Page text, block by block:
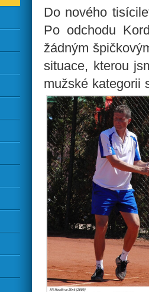
Do nového
Po odchodu
žádným
situace, kterou
mužské kategorii